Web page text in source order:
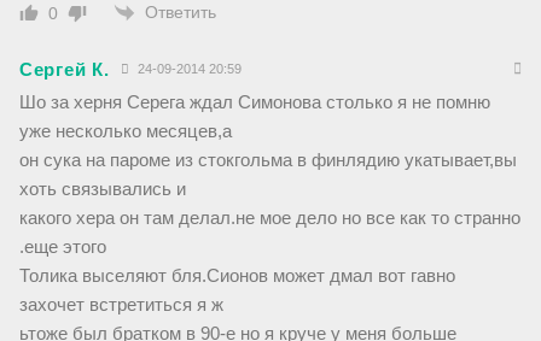
0 Ответить
Сергей К. 24-09-2014 20:59
Шо за херня Серега ждал Симонова столько я не помню
уже несколько месяцев,а
он сука на пароме из стокгольма в финлядию укатывает,вы
хоть связывались и
какого хера он там делал.не мое дело но все как то странно
.еще этого
Толика выселяют бля.Сионов может дмал вот гавно
захочет встретиться я ж
ьтоже был братком в 90-е но я круче у меня больше